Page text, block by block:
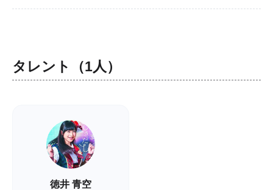
タレント（1人）
徳井 青空